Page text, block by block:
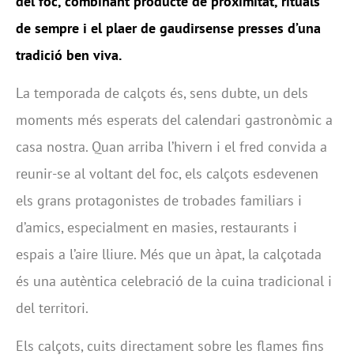
de sempre i el plaer de gaudirsense presses d’una
tradició ben viva.
La temporada de calçots és, sens dubte, un dels
moments més esperats del calendari gastronòmic a
casa nostra. Quan arriba l’hivern i el fred convida a
reunir-se al voltant del foc, els calçots esdevenen
els grans protagonistes de trobades familiars i
d’amics, especialment en masies, restaurants i
espais a l’aire lliure. Més que un àpat, la calçotada
és una autèntica celebració de la cuina tradicional i
del territori.
Els calçots, cuits directament sobre les flames fins